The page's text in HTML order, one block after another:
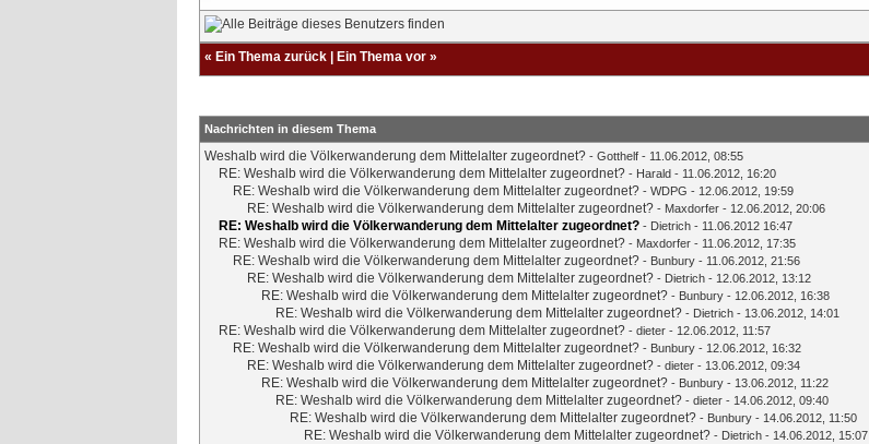
« Ein Thema zurück Ein Thema vor »
Nachrichten in diesem Thema
Weshalb wird die Völkerwanderung dem Mittelalter zugeordnet? - Gotthelf - 11.06.2012, 08:55
RE: Weshalb wird die Völkerwanderung dem Mittelalter zugeordnet? - Harald - 11.06.2012, 16:20
RE: Weshalb wird die Völkerwanderung dem Mittelalter zugeordnet? - WDPG - 12.06.2012, 19:59
RE: Weshalb wird die Völkerwanderung dem Mittelalter zugeordnet? - Maxdorfer - 12.06.2012, 20:06
RE: Weshalb wird die Völkerwanderung dem Mittelalter zugeordnet? - Dietrich - 11.06.2012 16:47
RE: Weshalb wird die Völkerwanderung dem Mittelalter zugeordnet? - Maxdorfer - 11.06.2012, 17:35
RE: Weshalb wird die Völkerwanderung dem Mittelalter zugeordnet? - Bunbury - 11.06.2012, 21:56
RE: Weshalb wird die Völkerwanderung dem Mittelalter zugeordnet? - Dietrich - 12.06.2012, 13:12
RE: Weshalb wird die Völkerwanderung dem Mittelalter zugeordnet? - Bunbury - 12.06.2012, 16:38
RE: Weshalb wird die Völkerwanderung dem Mittelalter zugeordnet? - Dietrich - 13.06.2012, 14:01
RE: Weshalb wird die Völkerwanderung dem Mittelalter zugeordnet? - dieter - 12.06.2012, 11:57
RE: Weshalb wird die Völkerwanderung dem Mittelalter zugeordnet? - Bunbury - 12.06.2012, 16:32
RE: Weshalb wird die Völkerwanderung dem Mittelalter zugeordnet? - dieter - 13.06.2012, 09:34
RE: Weshalb wird die Völkerwanderung dem Mittelalter zugeordnet? - Bunbury - 13.06.2012, 11:22
RE: Weshalb wird die Völkerwanderung dem Mittelalter zugeordnet? - dieter - 14.06.2012, 09:40
RE: Weshalb wird die Völkerwanderung dem Mittelalter zugeordnet? - Bunbury - 14.06.2012, 11:50
RE: Weshalb wird die Völkerwanderung dem Mittelalter zugeordnet? - Dietrich - 14.06.2012, 15:07